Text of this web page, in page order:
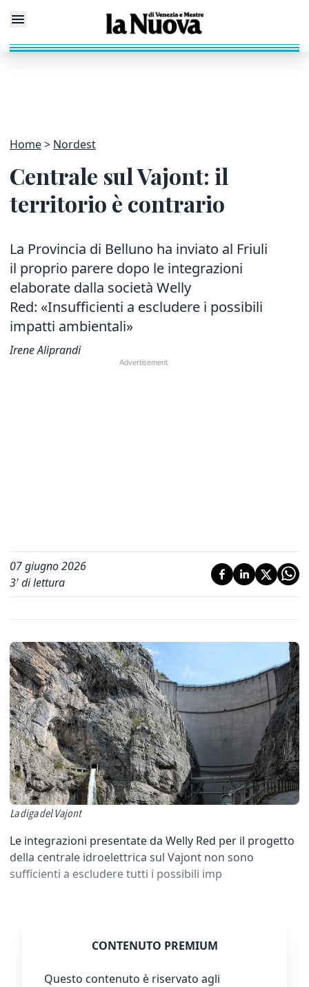
Home Nordest
Centrale sul Vajont: il
territorio è contrario
La Provincia di Belluno ha inviato al Friuli
il proprio parere dopo le integrazioni
elaborate dalla società Welly
Red: «Insufficienti a escludere i possibili
impatti ambientali»
Irene Aliprandi
07 giugno 2026
3' di lettura
La diga del Vajont
Le integrazioni presentate da Welly Red per il progetto
della centrale idroelettrica sul Vajont non sono
sufficienti a escludere tutti i possibili imp
CONTENUTO PREMIUM
Questo contenuto è riservato agli